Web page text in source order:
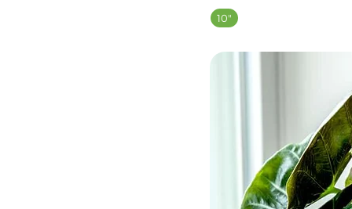
10"